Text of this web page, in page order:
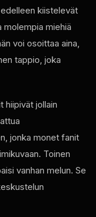
kiistelevät
molempia miehiä
voi osoittaa aina,
tappio, joka
hiipivät jollain
jonka monet fanit
Toinen
vanhan melun. Se